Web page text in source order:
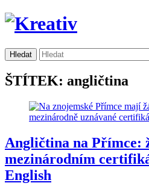
ŠTÍTEK: angličtina
Angličtina na Přímce:
mezinárodním
English